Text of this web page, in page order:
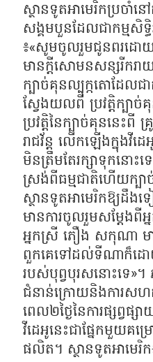
ស្ថានទូតអាមេរិកប្រចាំ
សង្គមបួនដែលជាកម្មសិទ្
៖«សូមចូលរួមជូនពរដោយ
មានក្តីសោមនសន្សរីករា
ក្បាច់គុនល្បុក្កតោដែល
ស្វែងយលពី ប្រវត្តិក្បាច់
ប្រវត្តិនៃក្បាច់គុននេះ
រាជវ័ន្ត លើកឡើងក្នុងវី
មិនត្រឹមតែរក្សាទុកនោះ
ស្រង់ពីធម្មជាតិហើយក្ប
ស្ថានទូតអាមេរិកឱ្យដឹង
មានការចូលរួមសម្ដែងពី
អ្នកស្រី ភឿង សកុណា ម
ពួកគេទៅដល់ទីណាក៏ដោយ
របស់បុព្វបុរសនោះទេ»។
ជំនាន់ក្រោយនិងការសហក
ពេល២ថ្ងៃនៃការផ្សព្វ
វីដេអូនេះជាផ្នែកមួយគ
ផលិត។ ស្ថានទូតអាមេរិ